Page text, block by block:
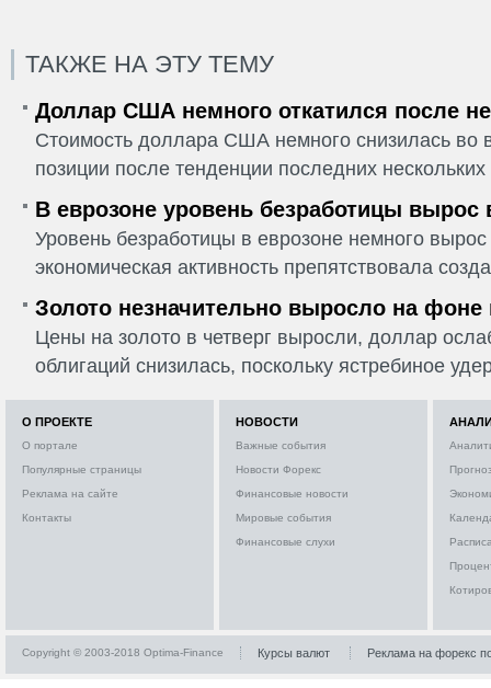
ТАКЖЕ НА ЭТУ ТЕМУ
Доллар США немного откатился после
Стоимость доллара США немного снизилась во
позиции после тенденции последних
В еврозоне уровень безработицы вырос
Уровень безработицы в еврозоне немного
экономическая активность препятствовала
Золото незначительно выросло на фоне
Цены на золото в четверг выросли, доллар
облигаций снизилась, поскольку ястребиное
О ПРОЕКТЕ
О портале
Популярные страницы
Реклама на сайте
Контакты
НОВОСТИ
Важные события
Новости Форекс
Финансовые новости
Мировые события
Финансовые слухи
Copyright © 2003-2018 Optima-Finance Курсы валют Реклама на форекс